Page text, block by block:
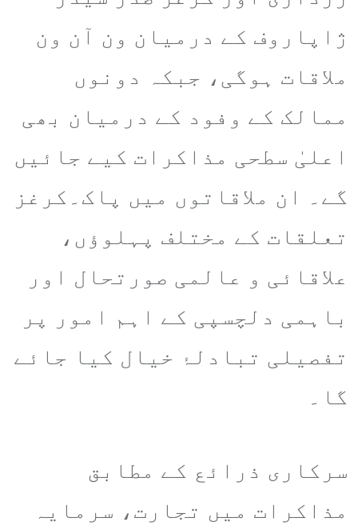
ژاپاروف کے درمیان ون آن ون
ملاقات ہوگی، جبکہ دونوں
ممالک کے وفود کے درمیان بھی
اعلیٰ سطحی مذاکرات کیے جائیں
گے۔ ان ملاقاتوں میں پاک۔کرغز
تعلقات کے مختلف پہلوؤں،
علاقائی و عالمی صورتحال اور
باہمی دلچسپی کے اہم امور پر
تفصیلی تبادلۂ خیال کیا جائے
گا۔
سرکاری ذرائع کے مطابق
مذاکرات میں تجارت، سرمایہ